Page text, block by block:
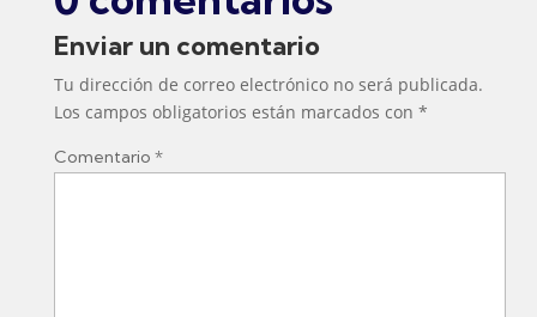
Enviar un comentario
Tu dirección de correo electrónico no será publicada.
Los campos obligatorios están marcados con *
Comentario *